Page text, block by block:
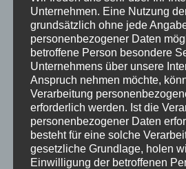
VERÖFFENTLICHT IN
IMG_5402_mL
Unternehmen. Eine Nutzung
grundsätzlich ohne jede
personenbezogener Daten
betroffene Person besondere
Unternehmens über unsere
Anspruch nehmen möchte,
Verarbeitung
erforderlich werden. Ist die
personenbezogener Daten
besteht für eine solche
gesetzliche Grundlage, holen
Einwilligung der betroffenen